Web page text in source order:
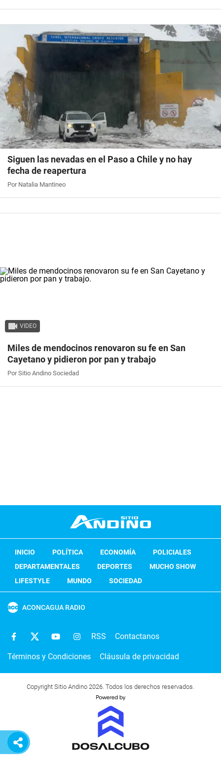
Siguen las nevadas en el Paso a Chile y no hay
fecha de reapertura
Por Natalia Mantineo
VIDEO
Miles de mendocinos renovaron su fe en San
Cayetano y pidieron por pan y trabajo
Por Sitio Andino Sociedad
INICIO POLÍTICA ECONOMÍA
POLICIALES
DEPARTAMENTALES
DEPORTES
MUCHO SHOW
LIFESTYLE
MUNDO SOCIEDAD
ACONCAGUA RADIO
RSS Contactanos
Términos y Condiciones Cláusula de privacidad
Copyright Sitio Andino 2026. Todos los derechos reservados.